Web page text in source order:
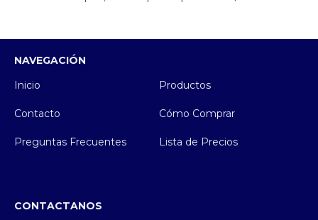
NAVEGACIÓN
Inicio
Productos
Contacto Cómo Comprar
Preguntas Frecuentes Lista de Precios
CONTACTANOS